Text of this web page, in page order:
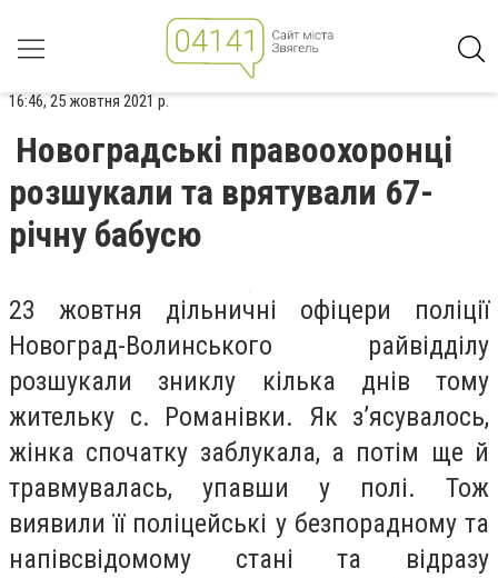
16:46, 25 жовтня 2021 р.
Новоградські правоохоронці
розшукали та врятували 67-
річну бабусю
23 жовтня дільничні офіцери поліції
Новоград-Волинського райвідділу
розшукали зниклу кілька днів тому
жительку с. Романівки. Як з’ясувалось,
жінка спочатку заблукала, а потім ще й
травмувалась, упавши у полі. Тож
виявили її поліцейські у безпорадному та
напівсвідомому стані та відразу